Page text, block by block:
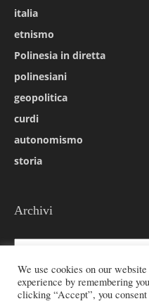
italia
etnismo
Polinesia in diretta
polinesiani
geopolitica
curdi
autonomismo
storia
Archivi
Archivi
We use cookies on our
experience by remembering
clicking “Accept”, you